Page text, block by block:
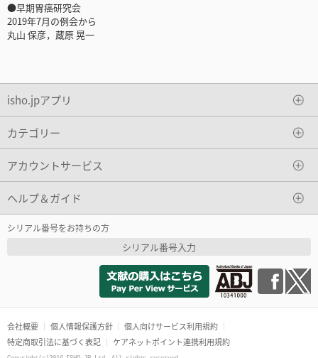
●早期胃癌研究会
2019年7月の例会から
丸山 保彦，蔵原 晃一
isho.jpアプリ
カテゴリー
アカウントサービス
ヘルプ＆ガイド
シリアル番号をお持ちの方
シリアル番号入力
会社概要 個人情報保護方針
個人向けサービス利用規約
特定商取引法に基づく表記
ケアネットポイント連携利用規約